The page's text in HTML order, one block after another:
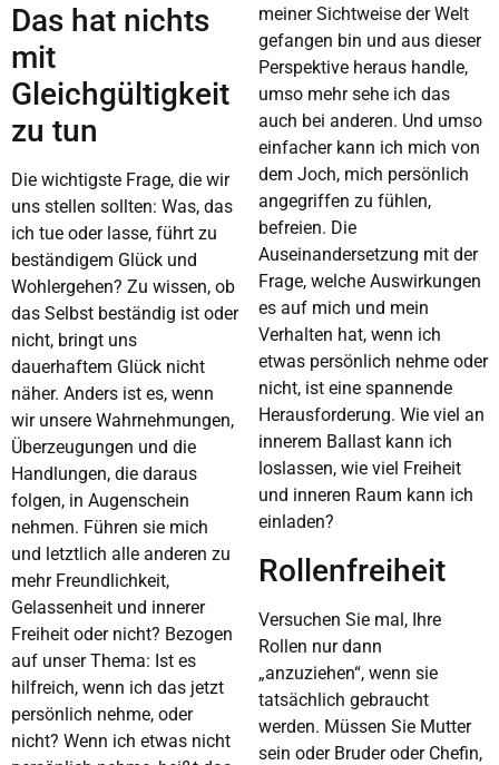
Das hat nichts
mit
Gleichgültigkeit
zu tun
Die wichtigste Frage, die wir
uns stellen sollten: Was, das
ich tue oder lasse, führt zu
beständigem Glück und
Wohlergehen? Zu wissen, ob
das Selbst beständig ist oder
nicht, bringt uns
dauerhaftem Glück nicht
näher. Anders ist es, wenn
wir unsere Wahrnehmungen,
Überzeugungen und die
Handlungen, die daraus
folgen, in Augenschein
nehmen. Führen sie mich
und letztlich alle anderen zu
mehr Freundlichkeit,
Gelassenheit und innerer
Freiheit oder nicht? Bezogen
auf unser Thema: Ist es
hilfreich, wenn ich das jetzt
persönlich nehme, oder
nicht? Wenn ich etwas nicht
meiner Sichtweise der Welt
gefangen bin und aus dieser
Perspektive heraus handle,
umso mehr sehe ich das
auch bei anderen. Und umso
einfacher kann ich mich von
dem Joch, mich persönlich
angegriffen zu fühlen,
befreien. Die
Auseinandersetzung mit der
Frage, welche Auswirkungen
es auf mich und mein
Verhalten hat, wenn ich
etwas persönlich nehme oder
nicht, ist eine spannende
Herausforderung. Wie viel an
innerem Ballast kann ich
loslassen, wie viel Freiheit
und inneren Raum kann ich
einladen?
Rollenfreiheit
Versuchen Sie mal, Ihre
Rollen nur dann
„anzuziehen“, wenn sie
tatsächlich gebraucht
werden. Müssen Sie Mutter
sein oder Bruder oder Chefin,